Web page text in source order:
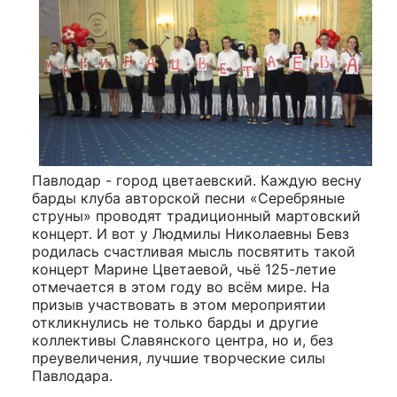
Павлодар - город цветаевский. Каждую весну
барды клуба авторской песни «Серебряные
струны» проводят традиционный мартовский
концерт. И вот у Людмилы Николаевны Бевз
родилась счастливая мысль посвятить такой
концерт Марине Цветаевой, чьё 125-летие
отмечается в этом году во всём мире. На
призыв участвовать в этом мероприятии
откликнулись не только барды и другие
коллективы Славянского центра, но и, без
преувеличения, лучшие творческие силы
Павлодара.